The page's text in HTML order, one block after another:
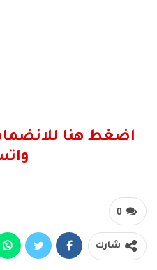
اضغط هنا
0
شارك